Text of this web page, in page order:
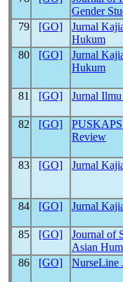
Gender
79
[GO]
Jurnal
Hukum
80
[GO]
Jurnal
Hukum
81
[GO] Jurnal
82
[GO]
Review
83
[GO] Jurnal
84
[GO] Jurnal
85
[GO]
Journal of
Asian
86 [GO] NurseLine